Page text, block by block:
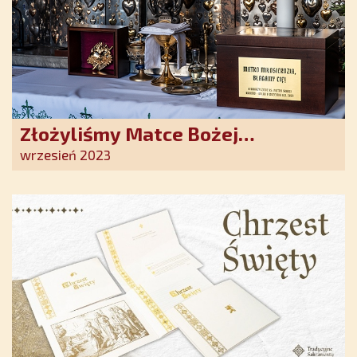
Złożyliśmy Matce Bożej
Ostrobramskiej pozłacane wotum
wrzesień 2023